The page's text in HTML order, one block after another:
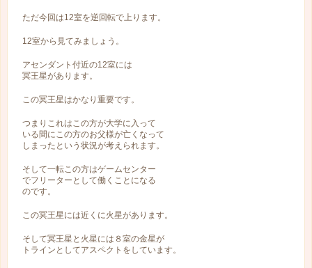
ただ今回は12室を逆回転で上ります。
12室から見てみましょう。
アセンダント付近の12室には
冥王星があります。
この冥王星はかなり重要です。
つまりこれはこの方が大学に入って
いる間にこの方のお父様が亡くなって
しまったという状況が考えられます。
そして一転この方はゲームセンター
でフリーターとして働くことになる
のです。
この冥王星には近くに火星があります。
そして冥王星と火星には８室の金星が
トラインとしてアスペクトをしています。